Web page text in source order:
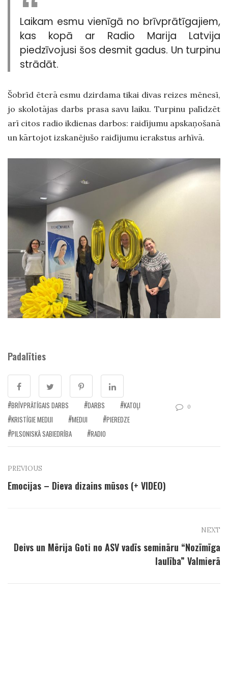
Laikam esmu vienīgā no brīvprātīgajiem,
kas kopā ar Radio Marija Latvija
piedzīvojusi šos desmit gadus. Un turpinu
strādāt.
Šobrīd ēterā esmu dzirdama tikai divas reizes mēnesī,
jo skolotājas darbs prasa savu laiku. Turpinu palīdzēt
arī citos radio ikdienas darbos: raidījumu apskaņošanā
un kārtojot izskanējušo raidījumu ierakstus arhīvā.
Padalīties
BRĪVPRĀTĪGAIS DARBS DARBS
KATOĻI
KRISTĪGIE MEDIJI
MEDIJI
PIEREDZE
PILSONISKĀ SABIEDRĪBA
RADIO
0
PREVIOUS
Emocijas – Dieva dizains mūsos (+ VIDEO)
NEXT
Deivs un Mērija Goti no ASV vadīs semināru “Nozīmīga
laulība” Valmierā